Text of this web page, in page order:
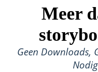
Meer
Geen Downloads,